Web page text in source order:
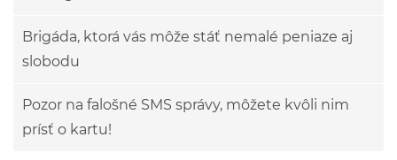
Brigáda, ktorá vás môže stáť nemalé peniaze aj
slobodu
Pozor na falošné SMS správy, môžete kvôli nim
prísť o kartu!